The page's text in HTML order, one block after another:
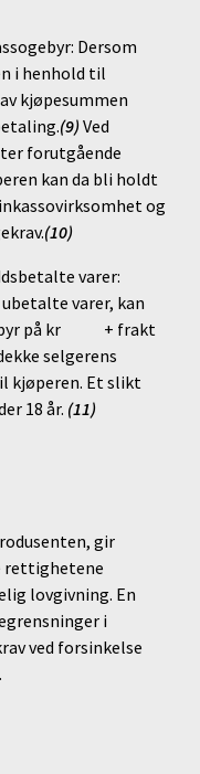
Dersom
i henhold til
kjøpesummen
(9)Ved
forutgående
kan da bli holdt
og
(10)
varer:
varer, kan
på kr + frakt
selgerens
kjøperen. Et slikt
18 år. (11)
gir
rettighetene
lovgivning. En
i
ved forsinkelse